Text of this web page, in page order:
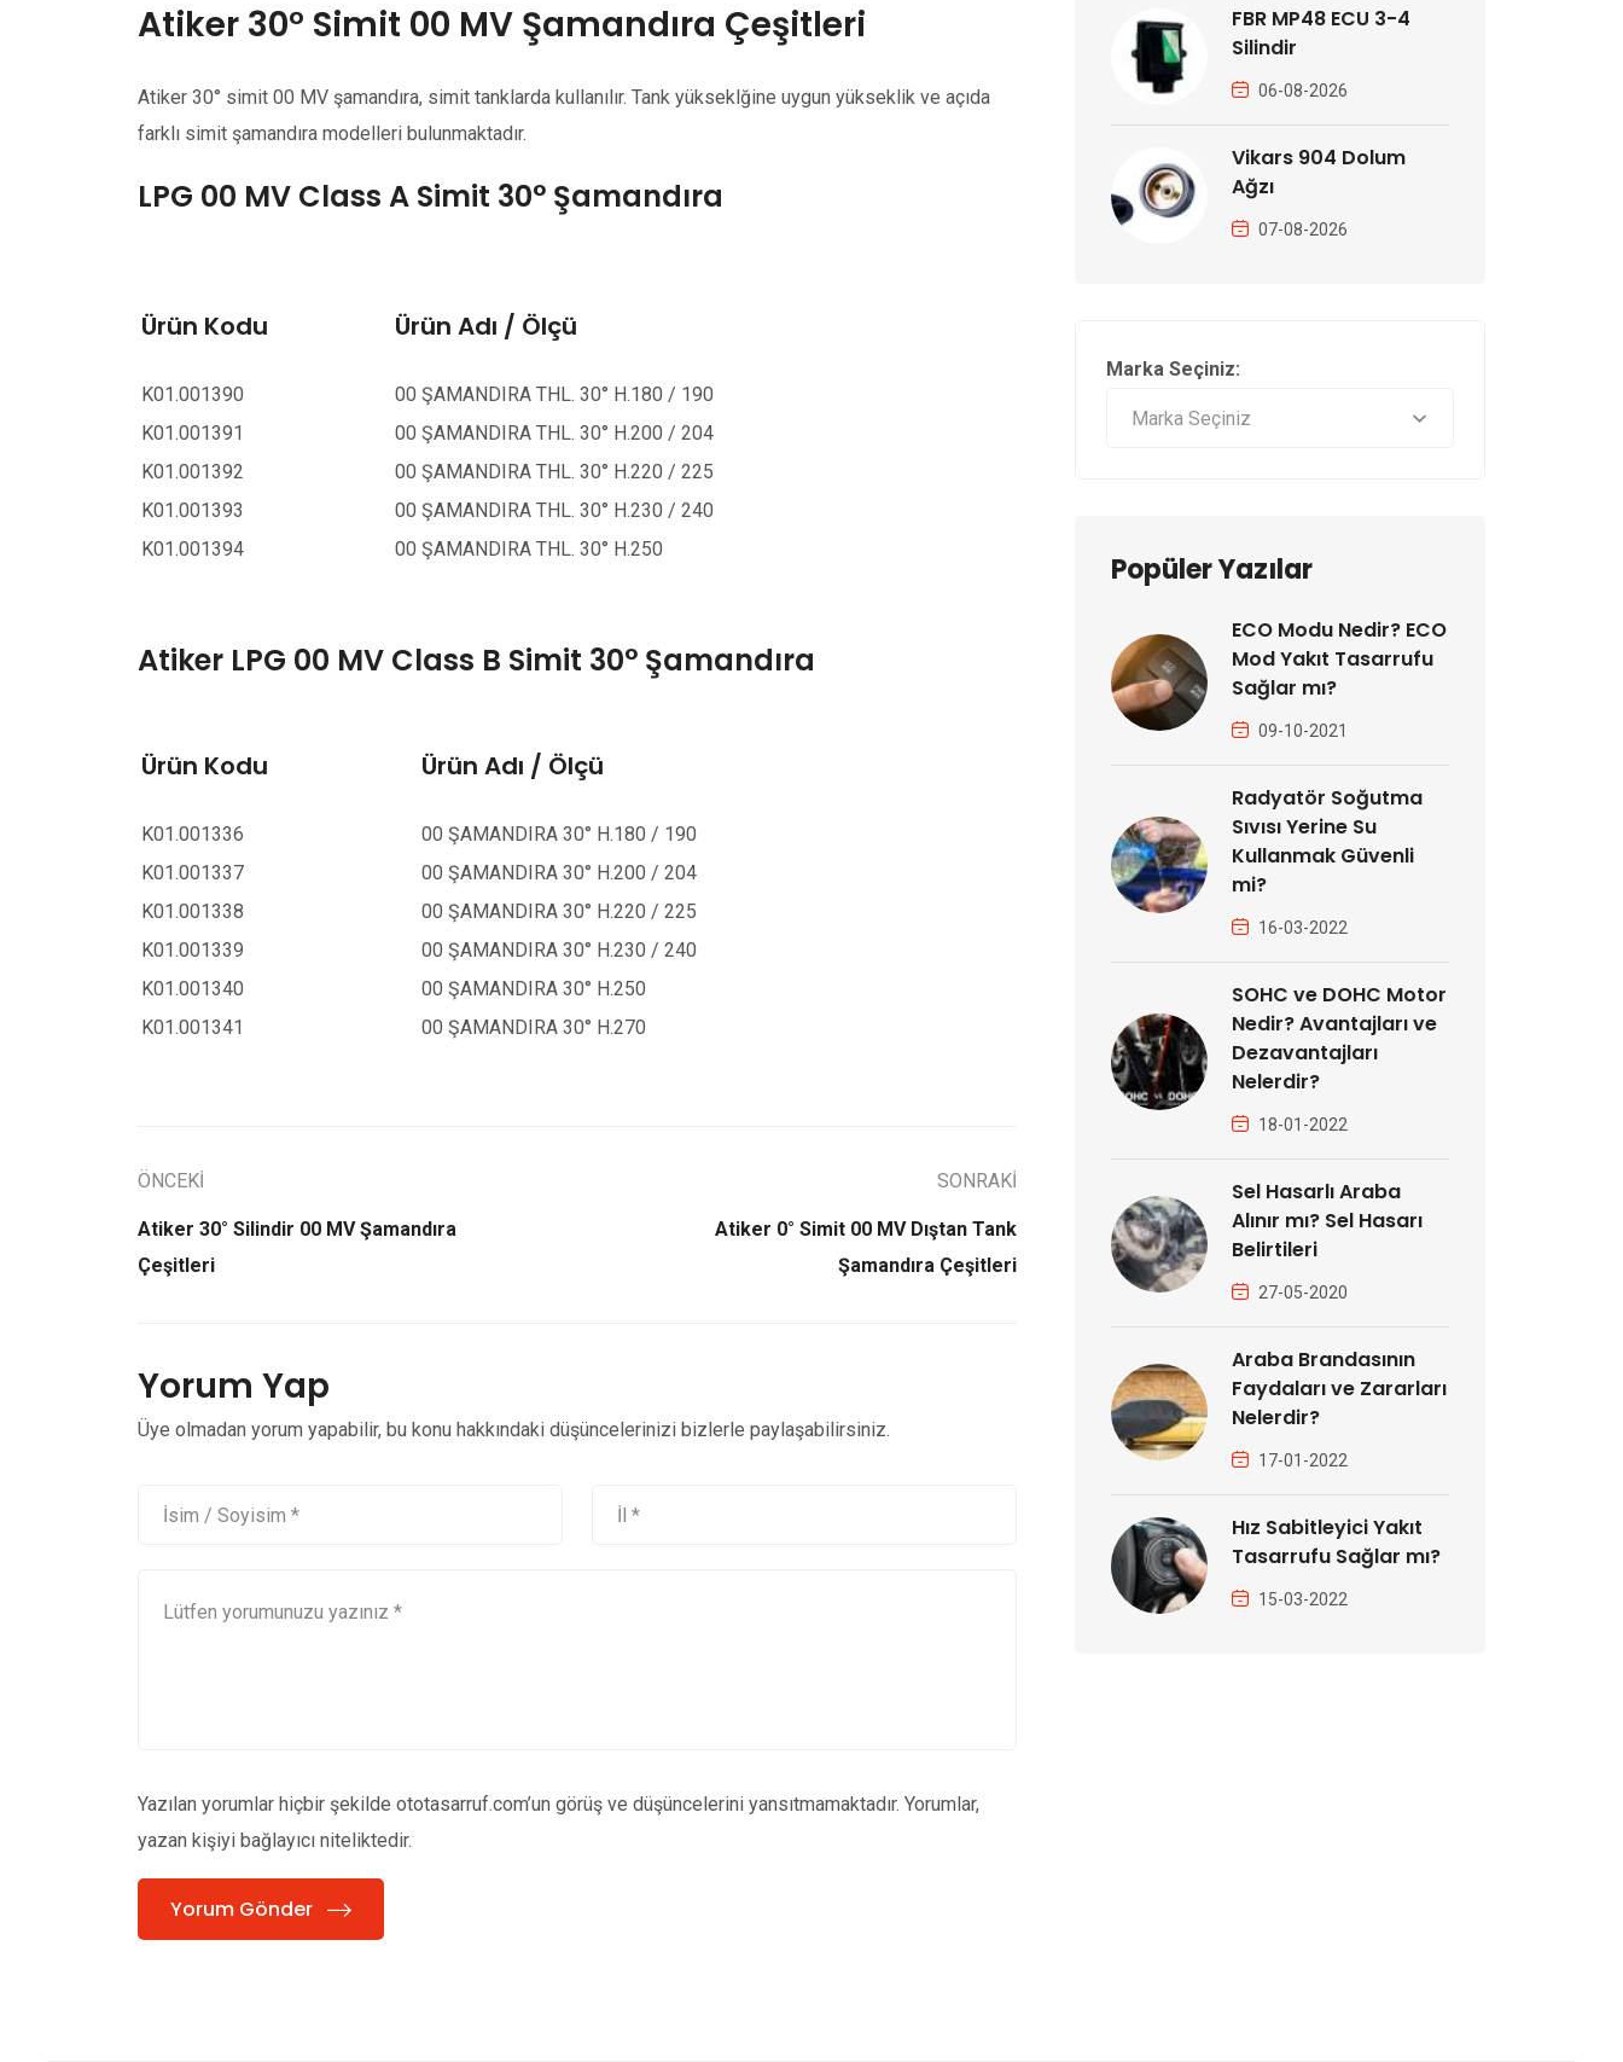
Atiker 30° Simit 00 MV Şamandıra Çeşitleri
Atiker 30° simit 00 MV şamandıra, simit tanklarda kullanılır. Tank yükseklğine uygun yükseklik ve açıda
farklı simit şamandıra modelleri bulunmaktadır.
LPG 00 MV Class A Simit 30° Şamandıra
Ürün Kodu Ürün Adı / Ölçü
K01.001390
00 ŞAMANDIRA THL. 30° H.180 / 190
K01.001391
00 ŞAMANDIRA THL. 30° H.200 / 204
K01.001392
00 ŞAMANDIRA THL. 30° H.220 / 225
K01.001393
00 ŞAMANDIRA THL. 30° H.230 / 240
K01.001394
00 ŞAMANDIRA THL. 30° H.250
Atiker LPG 00 MV Class B Simit 30° Şamandıra
Ürün Kodu Ürün Adı / Ölçü
K01.001336
00 ŞAMANDIRA 30° H.180 / 190
K01.001337
00 ŞAMANDIRA 30° H.200 / 204
K01.001338
00 ŞAMANDIRA 30° H.220 / 225
K01.001339
00 ŞAMANDIRA 30° H.230 / 240
K01.001340
00 ŞAMANDIRA 30° H.250
K01.001341
00 ŞAMANDIRA 30° H.270
ÖNCEKİ
Atiker 30° Silindir 00 MV Şamandıra
Çeşitleri
SONRAKİ
Atiker 0° Simit 00 MV Dıştan Tank
Şamandıra Çeşitleri
Yorum Yap
Üye olmadan yorum yapabilir, bu konu hakkındaki düşüncelerinizi bizlerle paylaşabilirsiniz.
Yazılan yorumlar hiçbir şekilde ototasarruf.com’un görüş ve düşüncelerini yansıtmamaktadır. Yorumlar,
yazan kişiyi bağlayıcı niteliktedir.
Yorum Gönder
FBR MP48 ECU 3-4
Silindir
06-08-2026
Vikars 904 Dolum
Ağzı
07-08-2026
Marka Seçiniz:
Popüler Yazılar
ECO Modu Nedir? ECO
Mod Yakıt Tasarrufu
Sağlar mı?
09-10-2021
Radyatör Soğutma
Sıvısı Yerine Su
Kullanmak Güvenli
mi?
16-03-2022
SOHC ve DOHC Motor
Nedir? Avantajları ve
Dezavantajları
Nelerdir?
18-01-2022
Sel Hasarlı Araba
Alınır mı? Sel Hasarı
Belirtileri
27-05-2020
Araba Brandasının
Faydaları ve Zararları
Nelerdir?
17-01-2022
Hız Sabitleyici Yakıt
Tasarrufu Sağlar mı?
15-03-2022